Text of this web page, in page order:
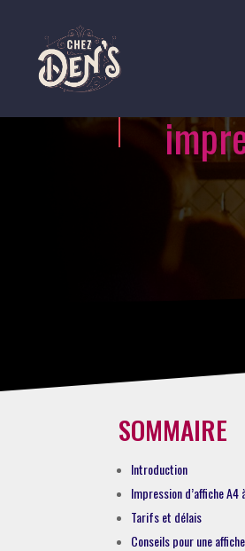
SOMMAIRE
Introduction
Impression d’affiche A4
Tarifs et délais
Conseils pour une